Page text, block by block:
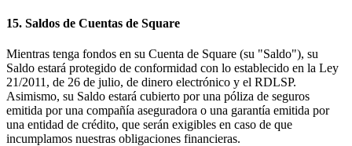
15. Saldos de Cuentas de Square
Mientras tenga fondos en su Cuenta de Square (su "Saldo"), su
Saldo estará protegido de conformidad con lo establecido en la Ley
21/2011, de 26 de julio, de dinero electrónico y el RDLSP.
Asimismo, su Saldo estará cubierto por una póliza de seguros
emitida por una compañía aseguradora o una garantía emitida por
una entidad de crédito, que serán exigibles en caso de que
incumplamos nuestras obligaciones financieras.